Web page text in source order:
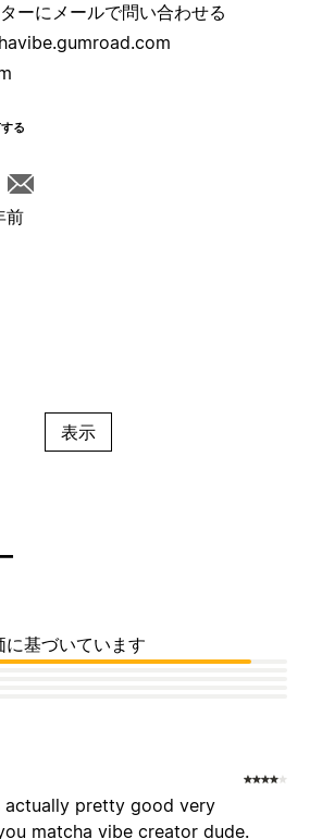
ーにメールで問い合わせる
る
前
表示
基づいています
actually pretty good very
matcha vibe creator dude.